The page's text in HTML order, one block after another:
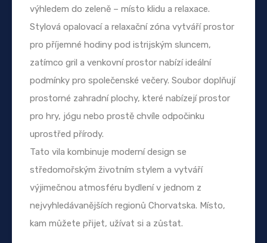
výhledem do zeleně – místo klidu a relaxace.
Stylová opalovací a relaxační zóna vytváří prostor
pro příjemné hodiny pod istrijským sluncem,
zatímco gril a venkovní prostor nabízí ideální
podmínky pro společenské večery. Soubor doplňují
prostorné zahradní plochy, které nabízejí prostor
pro hry, jógu nebo prostě chvíle odpočinku
uprostřed přírody.
Tato vila kombinuje moderní design se
středomořským životním stylem a vytváří
výjimečnou atmosféru bydlení v jednom z
nejvyhledávanějších regionů Chorvatska. Místo,
kam můžete přijet, užívat si a zůstat.